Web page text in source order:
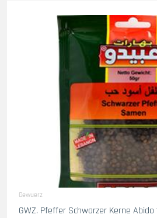
Gewuerz
GWZ. Pfeffer Schwarzer Kerne Abido